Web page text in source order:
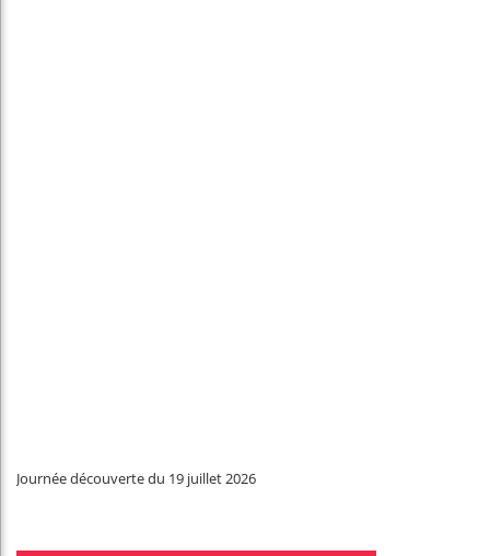
Journée découverte du 19 juillet 2026